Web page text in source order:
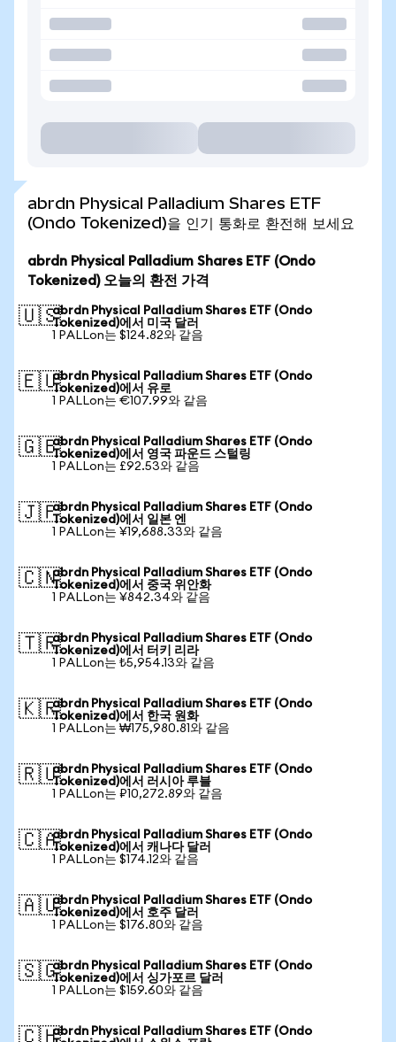
abrdn Physical Palladium Shares ETF
(Ondo Tokenized)을 인기 통화로 환전해 보세요
abrdn Physical Palladium Shares ETF (Ondo
Tokenized) 오늘의 환전 가격
🇺🇸abrdn Physical Palladium Shares ETF (Ondo
Tokenized)에서 미국 달러
1 PALLon는 $124.82와 같음
🇪🇺abrdn Physical Palladium Shares ETF (Ondo
Tokenized)에서 유로
1 PALLon는 €107.99와 같음
🇬🇧abrdn Physical Palladium Shares ETF (Ondo
Tokenized)에서 영국 파운드 스털링
1 PALLon는 £92.53와 같음
🇯🇵abrdn Physical Palladium Shares ETF (Ondo
Tokenized)에서 일본 엔
1 PALLon는 ¥19,688.33와 같음
🇨🇳abrdn Physical Palladium Shares ETF (Ondo
Tokenized)에서 중국 위안화
1 PALLon는 ¥842.34와 같음
🇹🇷abrdn Physical Palladium Shares ETF (Ondo
Tokenized)에서 터키 리라
1 PALLon는 ₺5,954.13와 같음
🇰🇷abrdn Physical Palladium Shares ETF (Ondo
Tokenized)에서 한국 원화
1 PALLon는 ₩175,980.81와 같음
🇷🇺abrdn Physical Palladium Shares ETF (Ondo
Tokenized)에서 러시아 루블
1 PALLon는 ₽10,272.89와 같음
🇨🇦abrdn Physical Palladium Shares ETF (Ondo
Tokenized)에서 캐나다 달러
1 PALLon는 $174.12와 같음
🇦🇺abrdn Physical Palladium Shares ETF (Ondo
Tokenized)에서 호주 달러
1 PALLon는 $176.80와 같음
🇸🇬abrdn Physical Palladium Shares ETF (Ondo
Tokenized)에서 싱가포르 달러
1 PALLon는 $159.60와 같음
🇨🇭abrdn Physical Palladium Shares ETF (Ondo